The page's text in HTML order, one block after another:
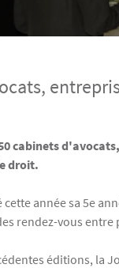
50 cabinets
droit.
cette année sa 5e
rendez-vous
éditions, la